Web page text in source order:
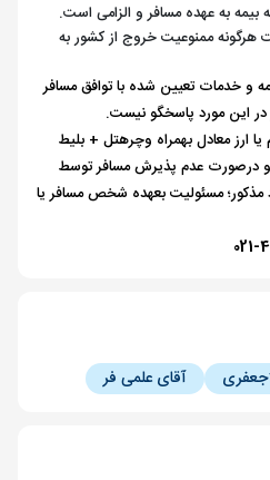
هرگونه ممنوعیت خروج از کشور به
و خدمات تعیین شده با توافق مسافر
در این مورد پاسخگو نیست.
مبلغ 3000درهم یا ارز معادل بهمراه وچرهتل + بلیط
و درصورت عدم پذیرش مسافر توسط
مذکور؛ مسئولیت بعهده شخص مسافر یا
آقای علمی فر